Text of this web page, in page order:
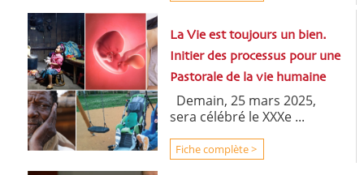
La Vie est toujours un bien.
Initier des processus pour une
Pastorale de la vie humaine
Demain, 25 mars 2025,
sera célébré le XXXe ...
Fiche complète >